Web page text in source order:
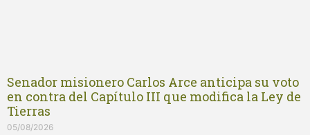
Senador misionero Carlos Arce anticipa su voto
en contra del Capítulo III que modifica la Ley de
Tierras
05/08/2026